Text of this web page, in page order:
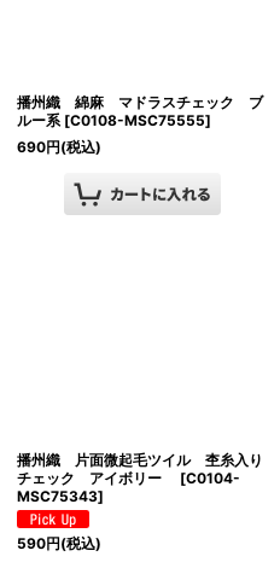
播州織 綿麻 マドラスチェック ブ
ルー系 [C0108-MSC75555]
690円(税込)
播州織 片面微起毛ツイル 杢糸入り
チェック アイボリー
[C0104-
MSC75343]
590円(税込)